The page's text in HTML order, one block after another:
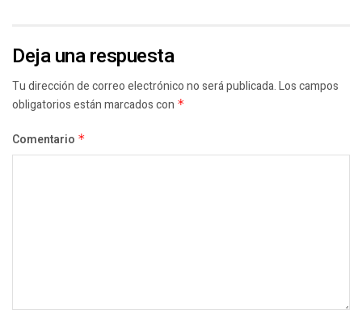
Deja una respuesta
Tu dirección de correo electrónico no será publicada.Los campos
obligatorios están marcados con *
Comentario *